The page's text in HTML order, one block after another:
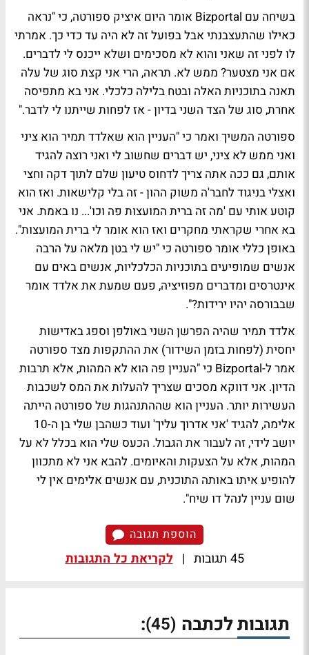
בשיחה עם Bizportal אומר היום
איציק ספורטה, כי "נראה
כאילו שהתעצבנתי אבל בפועל זה לא היה עד כדי כך. אמרתי
לו לפני זה שאני והוא לא מסכימים ושלא ייכנס לי לדברים.
אם אני מצטער? ממש לא. תראה, הרי אני קצת סוג של עלה
תאנה בתוכניות האלה ובטח בלילה כלכלי. אני בא מתפיסה
אחרת, סוג של הצד השני בדיון - אז לפחות שייתנו לי לדבר."
ספורטה המשיך ואמר כי "העניין הוא שאלדד תמיר הוא ציני
ואני ממש לא ציני, יש דברים שחשוב לי ואני רוצה להגיד
אותם, גם ככה אתה צריך לדחוס טיעון שלם לתוך דקה וחצי
ואצלי בניגוד לחבר'ה משוק ההון - זה בלי קלישאות. ואז הוא
קוטע אותי עם 'מה זה ברית המועצות פה וכו'... נו באמת. אני
בא אחרי שקראתי מחקרים ואז הוא אומר לי ברית המועצות".
באופן כללי אומר ספורטה כי "יש לי בטן מלאה על הרבה
אנשים שמופיעים בתוכניות הכלכליות, אנשים באים עם
אינטרסים ומדברים מפוזיציה, פעם שמעת את אלדד אומר
שבבורסה יהיו ירידות?".
אלדד תמיר שהיה הפרשן השני באולפן וספג באדישות
יחסית (לפחות בזמן השידור) את ההתקפות מצד ספורטה
אמר ל-Bizportal כי "העניין פה הוא לא המהות, אלא תרבות
הדיון. אני דווקא מסכים שצריך להעלות את המס לשכבות
העשירות יותר. העניין הוא שההתנהגות של ספורטה הייתה
אלימה, להגיד 'אני אדרוך עליך' ועוד כשהבן שלי בן ה-10
יושב לידי, זה לעבור את הגבול. הכעס שלי הוא בכלל לא על
המהות, אלא על הצעקות והאיומים. להבא אני לא מתכוון
להופיע איתו באותה התוכנית, עם אנשים אלימים אין לי
שום עניין לנהל דו שיח".
הוספת תגובה
45 תגובות | לקריאת כל התגובות
תגובות לכתבה (45)
: